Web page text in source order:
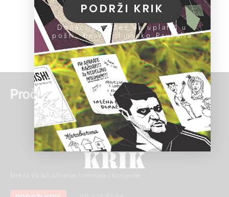
Pročitaj još:
Mreža za istraživanje kriminala i korupcije
PODRŽI KRIK
Donacije možeš da uplatiš u
pošti, banci ili preko PayPal-a